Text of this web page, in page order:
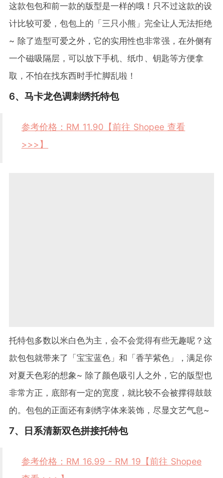
这款包包和前一款的版型是一样的哦！只不过这款的设
计比较可爱，包包上的「三只小熊」完全让人无法拒绝
~ 除了造型可爱之外，它的实用性也非常强，在外侧有
一个磁吸隔层，可以放下手机、纸巾、钥匙等方便拿
取，不怕在找东西时手忙脚乱啦！
6、马卡龙色调刺绣托特包
参考价格：RM 11.90【前往 Shopee 查看
>>>】
托特包多数以米白色为主，会不会觉得有些无趣呢？这
款包包就带来了「宝宝蓝色」和「香芋紫色」，满足你
对夏天色彩的想象~ 除了颜色吸引人之外，它的版型也
非常方正，底部有一定的宽度，就比较不会被撑得鼓鼓
的。包包的正面还有刺绣字体来装饰，尽显文艺气息~
7、日系清新双色拼接托特包
参考价格：RM 16.99 - RM 19【前往 Shopee